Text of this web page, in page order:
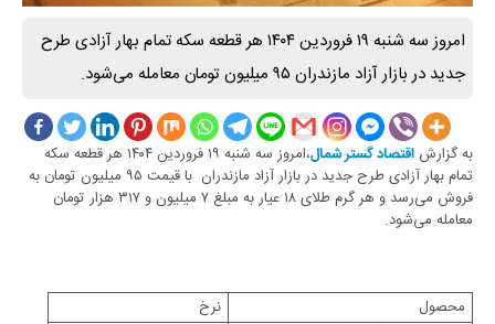
امروز سه شنبه ۱۹ فروردین ۱۴۰۴ هر قطعه سکه تمام بهار آزادی طرح
جدید در بازار آزاد مازندران ۹۵ میلیون تومان معامله می‌شود.
به گزارش اقتصاد گستر شمال
،امروز سه شنبه ۱۹ فروردین ۱۴۰۴ هر قطعه سکه
تمام بهار آزادی طرح جدید در بازار آزاد مازندران با قیمت ۹۵ میلیون تومان به
فروش می‌رسد و هر گرم طلای ۱۸ عیار به مبلغ ۷ میلیون و ۳۱۷ هزار تومان
معامله می‌شود.
محصول
نرخ